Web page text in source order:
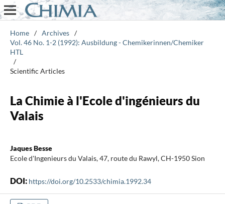
Home / Archives /
Vol. 46 No. 1-2 (1992): Ausbildung - Chemikerinnen/Chemiker
HTL
/
Scientific Articles
La Chimie à l'Ecole d'ingénieurs du
Valais
Jaques Besse
Ecole d'Ingenieurs du Valais, 47, route du Rawyl, CH-1950 Sion
DOI: https://doi.org/10.2533/chimia.1992.34